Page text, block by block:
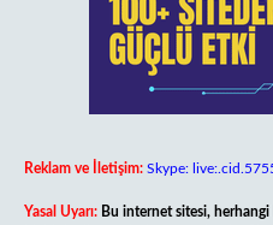
Reklam ve İletişim: Skype:
Yasal Uyarı: Bu internet sitesi,